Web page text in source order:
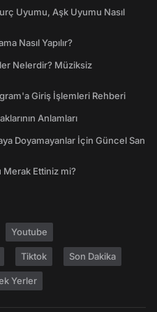
Uyumu, Aşk Uyumu Nasıl
Nasıl Yapılır?
Nelerdir? Müziksiz
Giriş İşlemleri Rehberi
Anlamları
Doyamayanlar İçin Güncel San
Ettiniz mi?
Youtube
Tiktok Son Dakika
Yerler